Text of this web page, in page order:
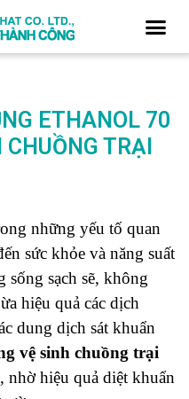
ETHANOL 70
TRẠI
những yếu tố quan
sức khỏe và năng suất
sạch sẽ, không
hiệu quả các dịch
dung dịch sát khuẩn
vệ sinh chuồng trại
, nhờ hiệu quả diệt khuẩn